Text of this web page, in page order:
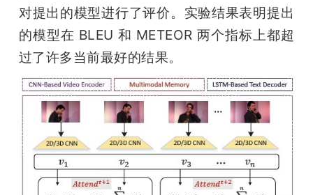
对提出的模型进行了评价。实验结果表明提出
的模型在 BLEU 和 METEOR 两个指标上都超
过了许多当前最好的结果。